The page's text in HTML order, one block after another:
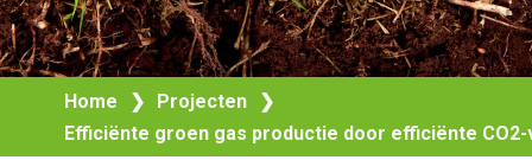
Home ❯ Projecten
❯
Efficiënte groen gas productie door efficiënte